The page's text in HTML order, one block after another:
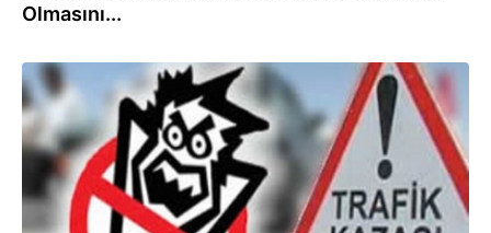
Olmasını...
26.06.2013